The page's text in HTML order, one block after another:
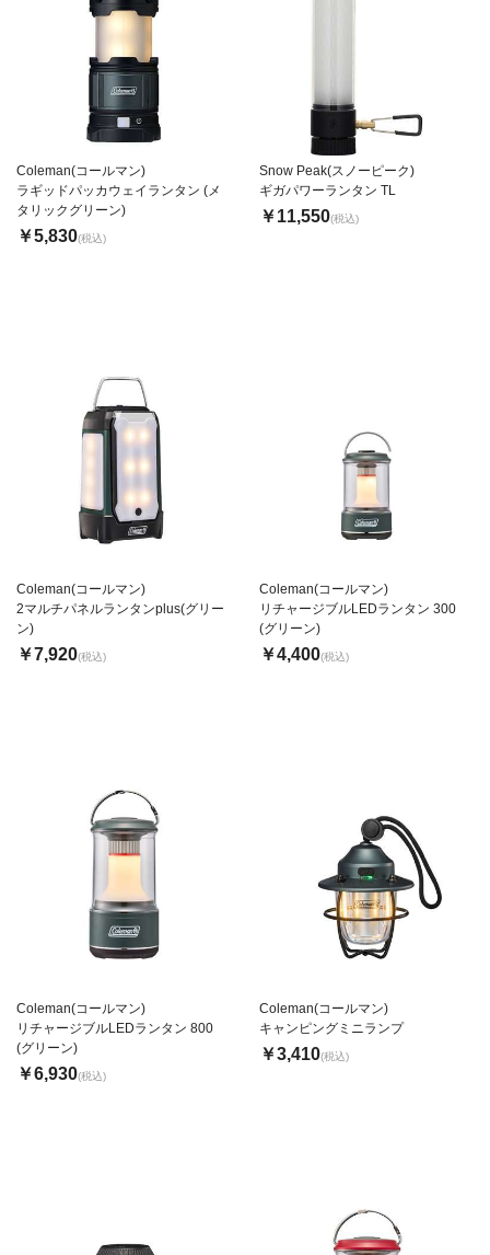
Coleman(コールマン)
ラギッドパッカウェイランタン (メ
タリックグリーン)
￥5,830(税込)
Snow Peak(スノーピーク)
ギガパワーランタン TL
￥11,550(税込)
Coleman(コールマン)
2マルチパネルランタンplus(グリー
ン)
￥7,920(税込)
Coleman(コールマン)
リチャージブルLEDランタン 300
(グリーン)
￥4,400(税込)
Coleman(コールマン)
リチャージブルLEDランタン 800
(グリーン)
￥6,930(税込)
Coleman(コールマン)
キャンピングミニランプ
￥3,410(税込)